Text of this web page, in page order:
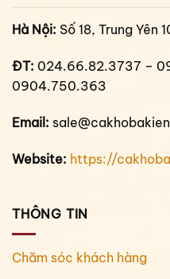
Hà Nội: Số 18, Trung Yên
ĐT: 024.66.82.3737 –
0904.750.363
Email:
Website: https://
THÔNG TIN
Chăm sóc khách hàng